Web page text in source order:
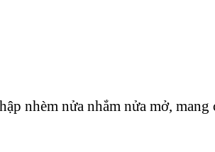
nhèm nửa nhắm nửa mở,